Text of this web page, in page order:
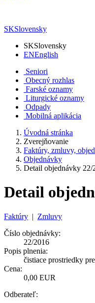
SKSlovensky
SKSlovensky
ENEnglish
Seniori
Obecný rozhlas
Farské oznamy
Liturgické oznamy
Odpady
Mobilná aplikácia
Úvodná stránka
Zverejňovanie
Faktúry, zmluvy,
Objednávky
Detail objednávky 22/
Detail
Faktúry | Zmluvy
Číslo objednávky:
22/2016
Popis plnenia:
čistiace prostriedky
Cena:
0,00 EUR
Odberateľ: